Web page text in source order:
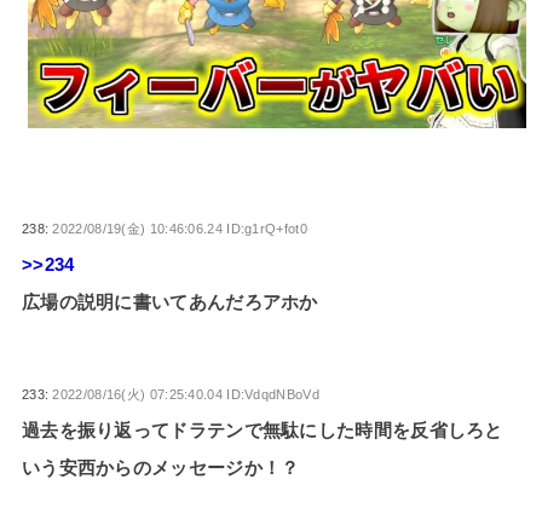
238:2022/08/19(金) 10:46:06.24 ID:g1rQ+fot0
>>234
広場の説明に書いてあんだろアホか
233:2022/08/16(火) 07:25:40.04 ID:VdqdNBoVd
過去を振り返ってドラテンで無駄にした時間を反省しろと
いう安西からのメッセージか！？